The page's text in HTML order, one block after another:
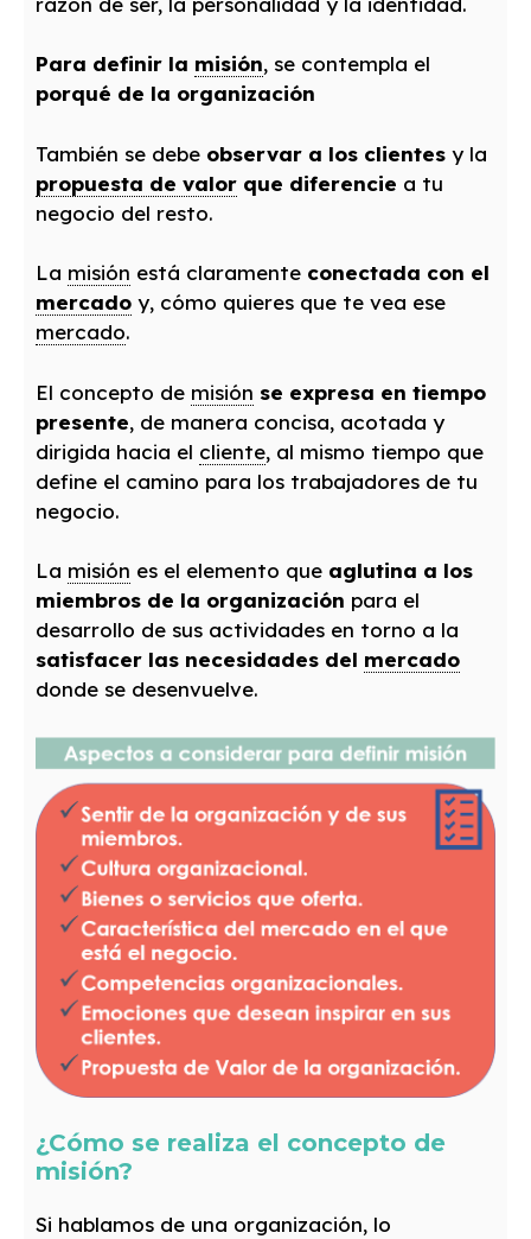
Para definir la misión, se contempla el
porqué de la organización
También se debe observar a los clientes y la
propuesta de valor que diferencie a tu
negocio del resto.
La misión está claramente conectada con el
mercado y, cómo quieres que te vea ese
mercado.
El concepto de misión se expresa en tiempo
presente, de manera concisa, acotada y
dirigida hacia el cliente, al mismo tiempo que
define el camino para los trabajadores de tu
negocio.
La misión es el elemento que aglutina a los
miembros de la organización para el
desarrollo de sus actividades en torno a la
satisfacer las necesidades del mercado
donde se desenvuelve.
¿Cómo se realiza el concepto de
misión?
Si hablamos de una organización, lo